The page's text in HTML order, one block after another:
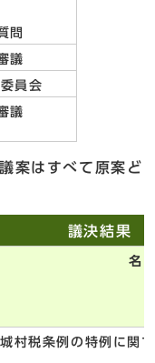
問
議
員会
議
案はすべて原案ど
議決結果
名
村税条例の特例に関